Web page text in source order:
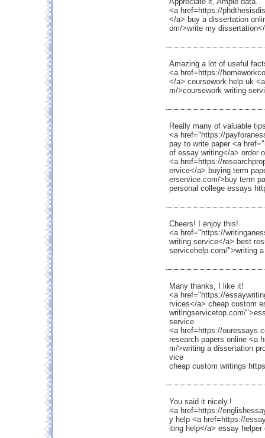
<a href=https://
</a> buy a dissertation
om/>write my
Amazing a lot of useful
<a href=https://
</a> coursework help uk
m/>coursework writing
Really many of valuable
<a href="https://
pay to write paper <a
of essay writing</a> order
<a href=https://
ervice</a> buying term
erservice.com/>buy term
personal college essays
Cheers! I enjoy this!
<a href="https://
writing service</a> best
servicehelp.com/">writing
Many thanks, I like it!
<a href="https://
rvices</a> cheap custom
writingservicetop.com/
service
<a href=https://
research papers online <a
m/>writing a dissertation
vice
cheap custom writings
You said it nicely.!
<a href=https://
y help <a href=https://
iting help</a> essay helper